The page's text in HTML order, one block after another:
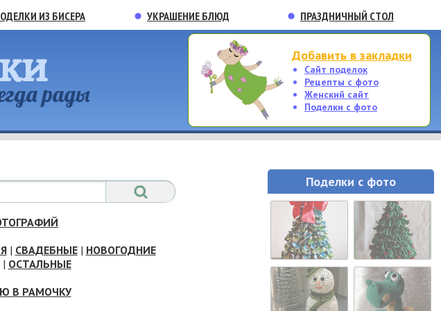
ИЗ БИСЕРА УКРАШЕНИЕ БЛЮД ПРАЗДНИЧНЫЙ СТОЛ
рады
Добавить в закладки
Сайт поделок
Рецепты с фото
Женский сайт
Поделки с фото
| СВАДЕБНЫЕ| НОВОГОДНИЕ
| ОСТАЛЬНЫЕ
В РАМОЧКУ
Поделки с фото